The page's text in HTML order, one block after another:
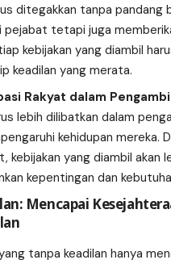
ditegakkan tanpa pandang
pejabat tetapi juga
kebijakan yang diambil
keadilan yang merata.
Rakyat dalam
lebih dilibatkan dalam
kehidupan mereka.
kebijakan yang diambil akan
kepentingan dan
Mencapai
tanpa keadilan hanya